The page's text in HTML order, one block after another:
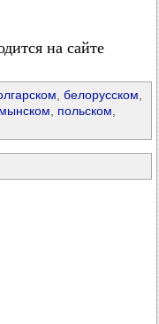
на сайте
белорусском
польском